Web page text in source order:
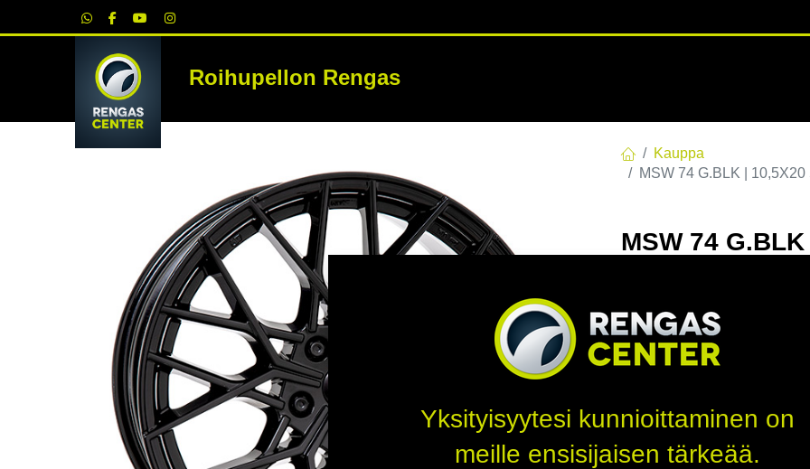
Roihupellon RengasRENKAAT
Kauppa
MSW 74 G.BLK |
MSW 74
EAN: 8027529170634
Tällä tuotteella ei ole
Jaa
Yksityisyytesi kunnioittaminen on
meille ensisijaisen tärkeää.